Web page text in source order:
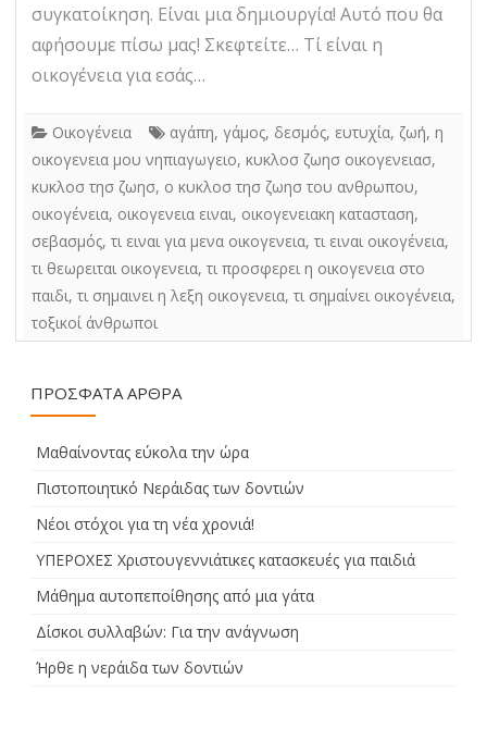
συγκατοίκηση. Είναι μια δημιουργία! Αυτό που θα
αφήσουμε πίσω μας! Σκεφτείτε… Τί είναι η
οικογένεια για εσάς…
Οικογένεια αγάπη, γάμος, δεσμός, ευτυχία, ζωή, η
οικογενεια μου νηπιαγωγειο, κυκλοσ ζωησ οικογενειασ,
κυκλοσ τησ ζωησ, ο κυκλοσ τησ ζωησ του ανθρωπου,
οικογένεια, οικογενεια ειναι, οικογενειακη κατασταση,
σεβασμός, τι ειναι για μενα οικογενεια, τι ειναι οικογένεια,
τι θεωρειται οικογενεια, τι προσφερει η οικογενεια στο
παιδι, τι σημαινει η λεξη οικογενεια, τι σημαίνει οικογένεια,
τοξικοί άνθρωποι
ΠΡΌΣΦΑΤΑ ΆΡΘΡΑ
Μαθαίνοντας εύκολα την ώρα
Πιστοποιητικό Νεράιδας των δοντιών
Νέοι στόχοι για τη νέα χρονιά!
ΥΠΕΡΟΧΕΣ Χριστουγεννιάτικες κατασκευές για παιδιά
Μάθημα αυτοπεποίθησης από μια γάτα
Δίσκοι συλλαβών: Για την ανάγνωση
Ήρθε η νεράιδα των δοντιών